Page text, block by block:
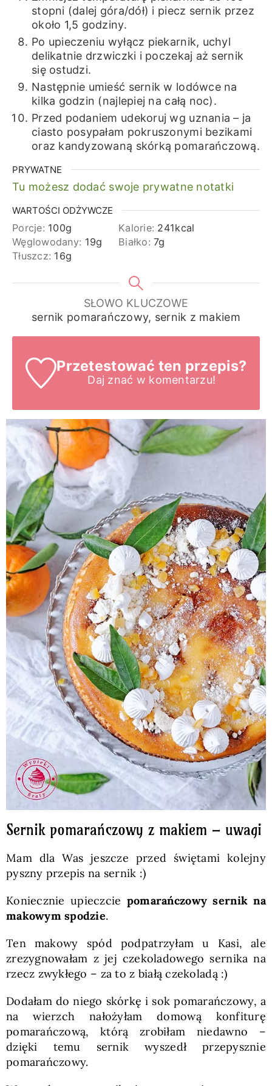
stopni (dalej góra/dół) i piecz sernik przez
około 1,5 godziny.
Po upieczeniu wyłącz piekarnik, uchyl
delikatnie drzwiczki i poczekaj aż sernik
się ostudzi.
Następnie umieść sernik w lodówce na
kilka godzin (najlepiej na całą noc).
Przed podaniem udekoruj wg uznania – ja
ciasto posypałam pokruszonymi bezikami
oraz kandyzowaną skórką pomarańczową.
PRYWATNE
Tu możesz dodać swoje prywatne notatki
WARTOŚCI ODŻYWCZE
Porcje: 100g Kalorie: 241kcal
Węglowodany: 19g Białko:7g
Tłuszcz: 16g
SŁOWO KLUCZOWE
sernik pomarańczowy, sernik z makiem
Przetestować ten przepis?
Daj znać w komentarzu!
Sernik pomarańczowy z makiem – uwagi
Mam dla Was jeszcze przed świętami kolejny
pyszny przepis na sernik :)
Koniecznie upieczcie pomarańczowy sernik na
makowym spodzie.
Ten makowy spód podpatrzyłam u Kasi, ale
zrezygnowałam z jej czekoladowego sernika na
rzecz zwykłego – za to z białą czekoladą :)
Dodałam do niego skórkę i sok pomarańczowy, a
na wierzch nałożyłam domową konfiturę
pomarańczową, którą zrobiłam niedawno –
dzięki temu sernik wyszedł przepysznie
pomarańczowy.